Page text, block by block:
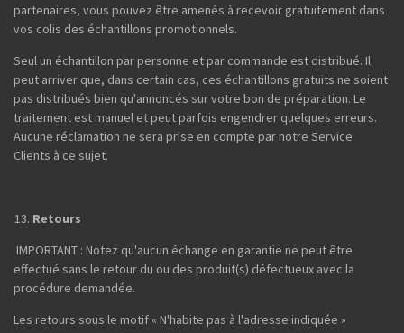
partenaires, vous pouvez être amenés à recevoir gratuitement dans
vos colis des échantillons promotionnels.
Seul un échantillon par personne et par commande est distribué. Il
peut arriver que, dans certain cas, ces échantillons gratuits ne soient
pas distribués bien qu'annoncés sur votre bon de préparation. Le
traitement est manuel et peut parfois engendrer quelques erreurs.
Aucune réclamation ne sera prise en compte par notre Service
Clients à ce sujet.
Retours
IMPORTANT : Notez qu'aucun échange en garantie ne peut être
effectué sans le retour du ou des produit(s) défectueux avec la
procédure demandée.
Les retours sous le motif « N'habite pas à l'adresse indiquée »